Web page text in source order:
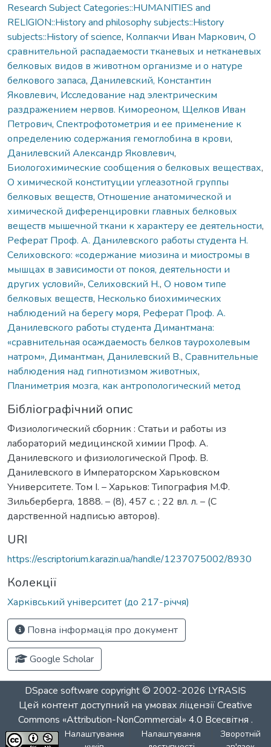
Research Subject Categories::HUMANITIES and
RELIGION::History and philosophy subjects::History
subjects::History of science, Колпакчи Иван Маркович, О
сравнительной распадаемости тканевых и нетканевых
белковых видов в животном организме и о натуре
белкового запаса, Данилевский, Константин
Яковлевич, Исследование над электрическим
раздражением нервов. Кимореоном, Щелков Иван
Петрович, Спектрофотометрия и ее применение к
определению содержания гемоглобина в крови,
Данилевский Александр Яковлевич,
Биологохимические сообщения о белковых веществах,
О химической конституции углеазотной группы
белковых веществ, Отношение анатомической и
химической диференцировки главных белковых
веществ мышечной ткани к характеру ее деятельности,
Реферат Проф. А. Данилевского работы студента Н.
Селиховского: «содержание миозина и миостромы в
мышцах в зависимости от покоя, деятельности и
других условий», Селиховский Н., О новом типе
белковых веществ, Несколько биохимических
наблюдений на берегу моря, Реферат Проф. А.
Данилевского работы студента Димантмана:
«сравнительная осаждаемость белков таурохолевым
натром», Димантман, Данилевский В., Сравнительные
наблюдения над гипнотизмом животных,
Планиметрия мозга, как антропологический метод
Бібліографічний опис
Физиологический сборник : Статьи и работы из
лабораторий медицинской химии Проф. А.
Данилевского и физиологической Проф. В.
Данилевского в Императорском Харьковском
Университете. Том І. – Харьков: Типография М.Ф.
Зильберберга, 1888. – (8), 457 с. ; 22 вл. л. – (С
дарственной надписью авторов).
URI
https://escriptorium.karazin.ua/handle/1237075002/8930
Колекції
Харківський університет (до 217-річчя)
Повна інформація про документ
Google Scholar
DSpace software copyright © 2002-2026 LYRASIS
Цей контент доступний на умовах ліцензіїCreative
Commons «Attribution-NonCommercial» 4.0 Всесвітня .
Налаштування
Налаштування
Зворотній